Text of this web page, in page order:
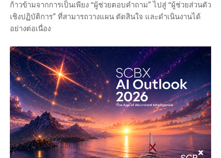
ก้าวข้ามจากการเป็นเพียง “ผู้ช่วยตอบคำถาม” ไปสู่ “ผู้ช่วยส่วนตัว
เชิงปฏิบัติการ” ที่สามารถวางแผน ตัดสินใจ และดำเนินงานได้
อย่างต่อเนื่อง